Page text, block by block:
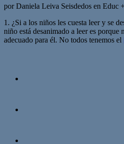
por Daniela Leiva Seisdedos en Educ
1. ¿Si a los niños les cuesta leer y se
niño está desanimado a leer es porque
adecuado para él. No todos tenemos el